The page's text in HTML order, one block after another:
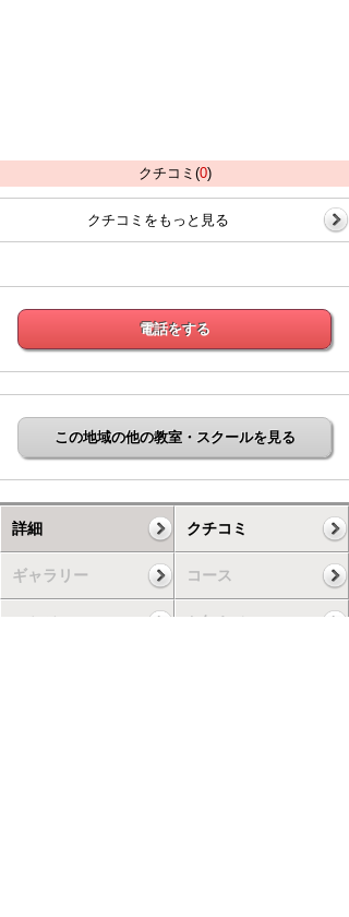
クチコミ(0)
クチコミをもっと見る
電話をする
この地域の他の教室・スクールを見る
詳細 クチコミ
ギャラリー コース
スケジュール お知らせ